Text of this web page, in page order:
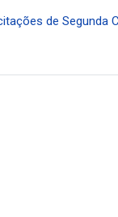
de Segunda